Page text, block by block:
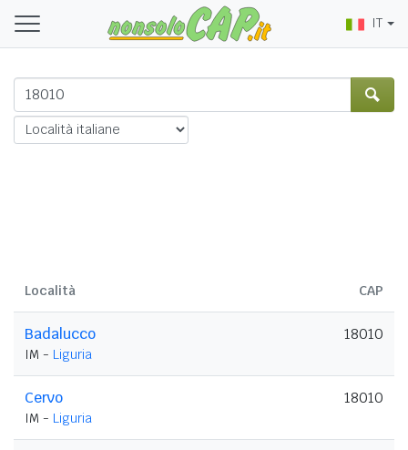
IT
Località CAP
Badalucco
IM - Liguria
18010
Cervo
IM - Liguria
18010